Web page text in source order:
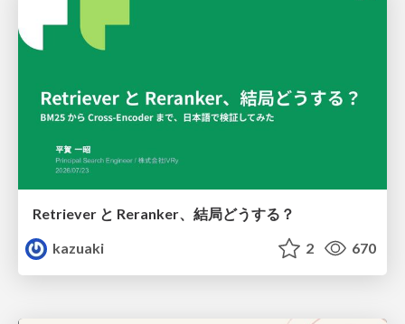
Retriever と Reranker、結局どうする？
kazuaki
2 670